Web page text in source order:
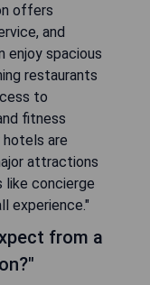
offers
and
enjoy spacious
restaurants
to
fitness
are
attractions
like concierge
experience."
from a